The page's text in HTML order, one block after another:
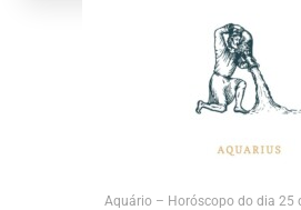
Aquário – Horóscopo do dia 25